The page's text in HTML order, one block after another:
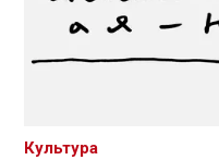
Культура